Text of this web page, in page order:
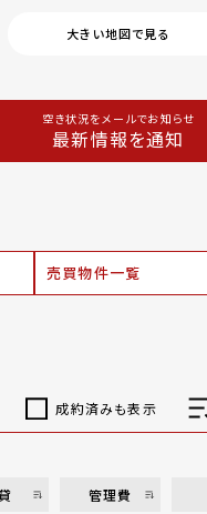
大きい地図で見る
空き状況をメールでお知らせ
最新情報を通知
売買物件一覧
成約済みも表示
管理費